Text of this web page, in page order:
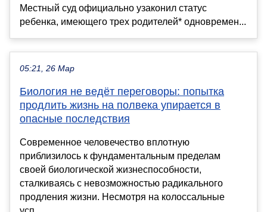
Местный суд официально узаконил статус
ребенка, имеющего трех родителей* одновремен...
05:21, 26 Мар
Биология не ведёт переговоры: попытка
продлить жизнь на полвека упирается в
опасные последствия
Современное человечество вплотную
приблизилось к фундаментальным пределам
своей биологической жизнеспособности,
сталкиваясь с невозможностью радикального
продления жизни. Несмотря на колоссальные